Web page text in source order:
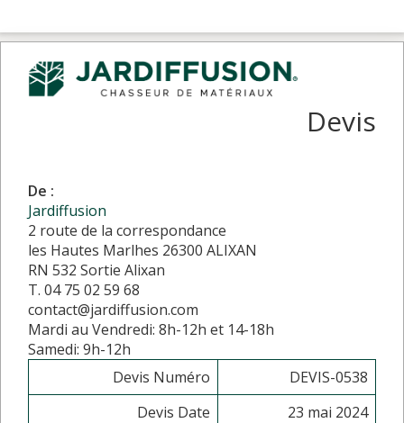
Devis
De :
Jardiffusion
2 route de la correspondance
les Hautes Marlhes 26300 ALIXAN
RN 532 Sortie Alixan
T. 04 75 02 59 68
contact@jardiffusion.com
Mardi au Vendredi: 8h-12h et 14-18h
Samedi: 9h-12h
Devis Numéro
DEVIS-0538
Devis Date
23 mai 2024